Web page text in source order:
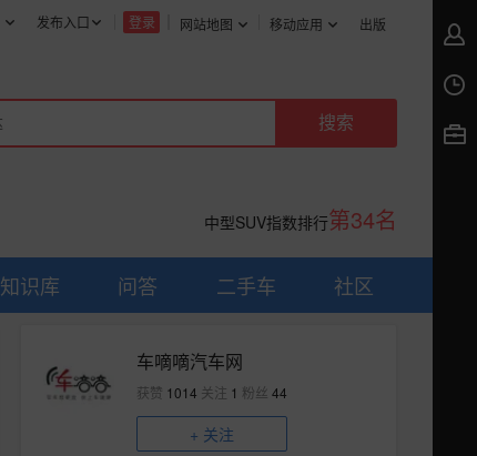
网站地图 移动应用 出版
登录
发布入口
中型SUV指数排行第34名
知识库 问答 二手车 社区
车嘀嘀汽车网
获赞 1014 关注 1 粉丝 44
+ 关注